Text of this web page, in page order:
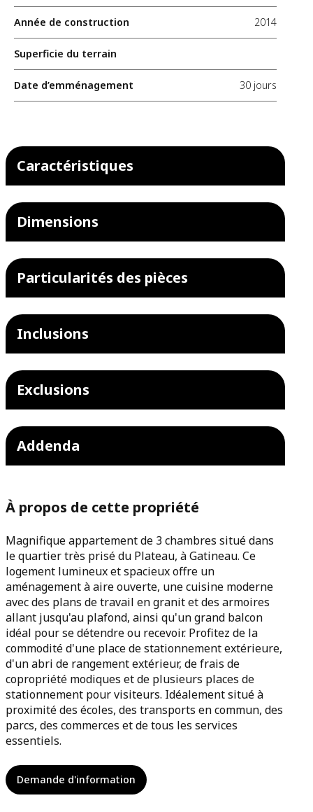
Année de construction 2014
Superficie du terrain
Date d’emménagement 30 jours
Caractéristiques
Dimensions
Particularités des pièces
Inclusions
Exclusions
Addenda
À propos de cette propriété
Magnifique appartement de 3 chambres situé dans
le quartier très prisé du Plateau, à Gatineau. Ce
logement lumineux et spacieux offre un
aménagement à aire ouverte, une cuisine moderne
avec des plans de travail en granit et des armoires
allant jusqu'au plafond, ainsi qu'un grand balcon
idéal pour se détendre ou recevoir. Profitez de la
commodité d'une place de stationnement extérieure,
d'un abri de rangement extérieur, de frais de
copropriété modiques et de plusieurs places de
stationnement pour visiteurs. Idéalement situé à
proximité des écoles, des transports en commun, des
parcs, des commerces et de tous les services
essentiels.
Demande d'information